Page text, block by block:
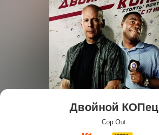
Двойной КОПец
Cop Out